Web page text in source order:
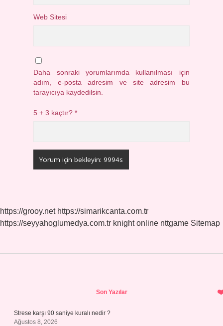
Web Sitesi
Daha sonraki yorumlarımda kullanılması için
adım, e-posta adresim ve site adresim bu
tarayıcıya kaydedilsin.
5 + 3 kaçtır?*
https://grooy.net https://simarikcanta.com.tr
https://seyyahoglumedya.com.tr knight online nttgame Sitemap
Son Yazılar
Strese karşı 90 saniye kuralı nedir ?
Ağustos 8, 2026